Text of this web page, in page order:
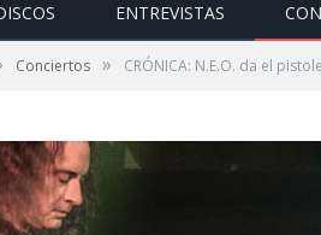
ENTREVISTAS
Conciertos » CRÓNICA: N.E.O. da el